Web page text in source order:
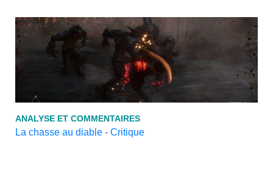
ANALYSE ET COMMENTAIRES
La chasse au diable - Critique